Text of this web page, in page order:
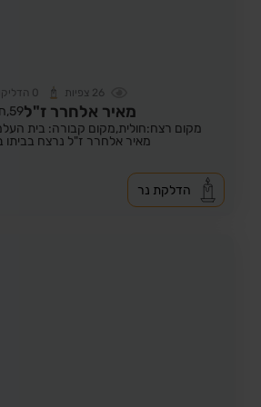
26 צפיות 0
מאיר אלחרר ז"ל59,
מקום רצח:חולית,מקום קבורה: בית
מאיר אלחרר ז"ל נרצח בביתו
הדלקת נר